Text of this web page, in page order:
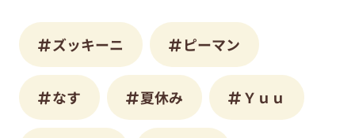
ズッキーニ ピーマン
なす 夏休み Ｙｕｕ